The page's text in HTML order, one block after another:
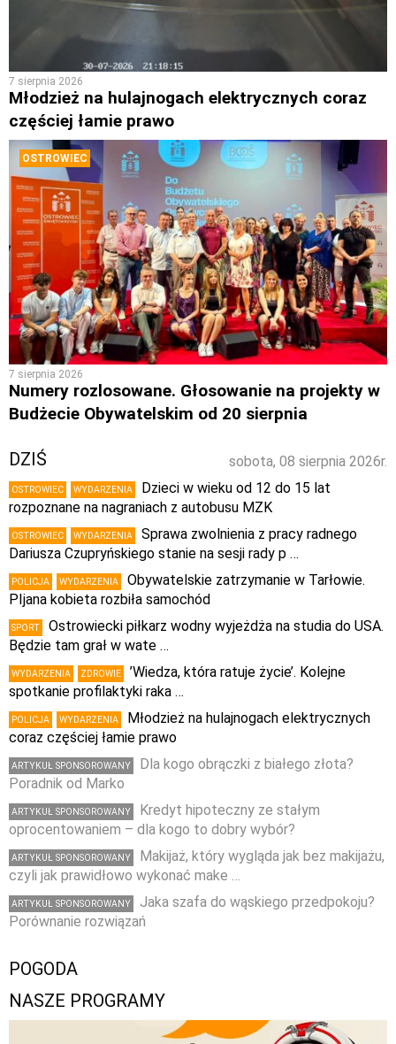
7 sierpnia 2026
Młodzież na hulajnogach elektrycznych coraz
częściej łamie prawo
OSTROWIEC
7 sierpnia 2026
Numery rozlosowane. Głosowanie na projekty w
Budżecie Obywatelskim od 20 sierpnia
sobota, 08 sierpnia 2026r.
DZIŚ
OSTROWIEC WYDARZENIA
Dzieci w wieku od 12 do 15 lat
rozpoznane na nagraniach z autobusu MZK
OSTROWIEC WYDARZENIA
Sprawa zwolnienia z pracy radnego
Dariusza Czupryńskiego stanie na sesji rady p …
POLICJA WYDARZENIA
Obywatelskie zatrzymanie w Tarłowie.
PIjana kobieta rozbiła samochód
SPORT
Ostrowiecki piłkarz wodny wyjeżdża na studia do USA.
Będzie tam grał w wate …
WYDARZENIA ZDROWIE
’Wiedza, która ratuje życie’. Kolejne
spotkanie profilaktyki raka …
POLICJA WYDARZENIA
Młodzież na hulajnogach elektrycznych
coraz częściej łamie prawo
ARTYKUŁ SPONSOROWANY
Dla kogo obrączki z białego złota?
Poradnik od Marko
ARTYKUŁ SPONSOROWANY
Kredyt hipoteczny ze stałym
oprocentowaniem – dla kogo to dobry wybór?
ARTYKUŁ SPONSOROWANY
Makijaż, który wygląda jak bez makijażu,
czyli jak prawidłowo wykonać make …
ARTYKUŁ SPONSOROWANY
Jaka szafa do wąskiego przedpokoju?
Porównanie rozwiązań
POGODA
NASZE PROGRAMY